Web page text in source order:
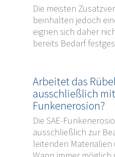
Die meisten
beinhalten jedoch
eignen sich daher
bereits Bedarf
Arbeitet das
ausschließlich mit
Funkenerosion?
Die SAE-
ausschließlich zur
leitenden